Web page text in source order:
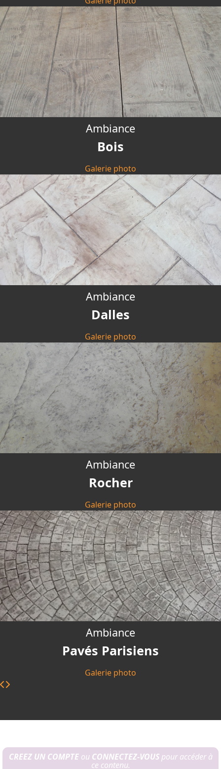
Ambiance
Bois
Galerie photo
Ambiance
Dalles
Galerie photo
Ambiance
Rocher
Galerie photo
Ambiance
Pavés Parisiens
Galerie photo
CREEZ UN COMPTEouCONNECTEZ-VOUS pour accéder à
ce contenu.